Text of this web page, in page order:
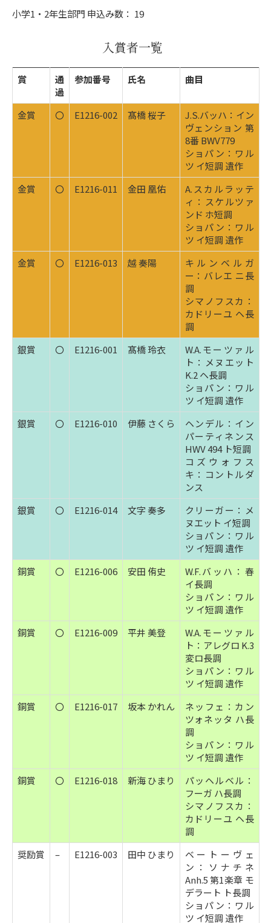
小学1・2年生部門 申込み数： 19
入賞者一覧
賞
通
過
参加番号 氏名 曲目
金賞 〇 E1216-002 髙橋 桜子
J.S.バッハ：イン
ヴェンション 第
8番 BWV779
ショパン：ワル
ツ イ短調 遺作
金賞
〇 E1216-011 金田 凰佑
A.スカルラッテ
ィ：スケルツァ
ンド ホ短調
ショパン：ワル
ツ イ短調 遺作
金賞
〇 E1216-013 越 奏陽
キルンベルガ
ー：バレエ ニ長
調
シマノフスカ：
カドリーユ ヘ長
調
銀賞
〇 E1216-001 髙橋 玲衣
W.A.モーツァル
ト：メヌエット
K.2 ヘ長調
ショパン：ワル
ツ イ短調 遺作
銀賞
〇 E1216-010 伊藤 さくら
ヘンデル：イン
パーティネンス
HWV 494 ト短調
コズウォフス
キ：コントルダ
ンス
銀賞
〇 E1216-014 文字 奏多
クリーガー：メ
ヌエット イ短調
ショパン：ワル
ツ イ短調 遺作
銅賞
〇 E1216-006 安田 侑史
W.F.バッハ：春
イ長調
ショパン：ワル
ツ イ短調 遺作
銅賞
〇 E1216-009 平井 美登
W.A.モーツァル
ト：アレグロ K.3
変ロ長調
ショパン：ワル
ツ イ短調 遺作
銅賞
〇 E1216-017 坂本 かれん
ネッフェ：カン
ツォネッタ ハ長
調
ショパン：ワル
ツ イ短調 遺作
銅賞
〇 E1216-018 新海 ひまり
パッヘルベル：
フーガ ハ長調
シマノフスカ：
カドリーユ ヘ長
調
奨励賞
– E1216-003 田中 ひまり
ベートーヴェ
ン：ソナチネ
Anh.5 第1楽章 モ
デラート ト長調
ショパン：ワル
ツ イ短調 遺作